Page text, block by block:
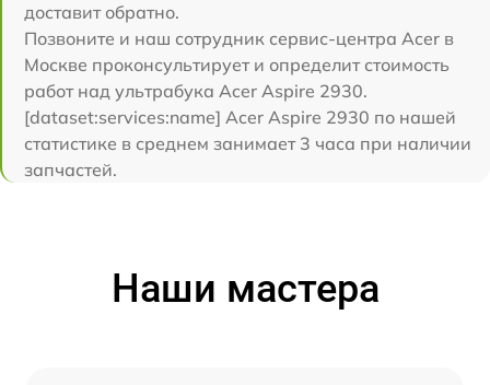
доставит обратно.
Позвоните и наш сотрудник сервис-центра Acer в
Москве проконсультирует и определит стоимость
работ над ультрабука Acer Aspire 2930.
[dataset:services:name] Acer Aspire 2930 по нашей
статистике в среднем занимает 3 часа при наличии
запчастей.
Наши мастера